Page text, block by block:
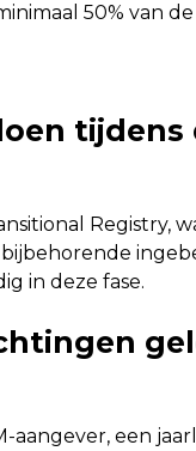
50% van
tijdens
Registry,
in deze fase.
aangever, een